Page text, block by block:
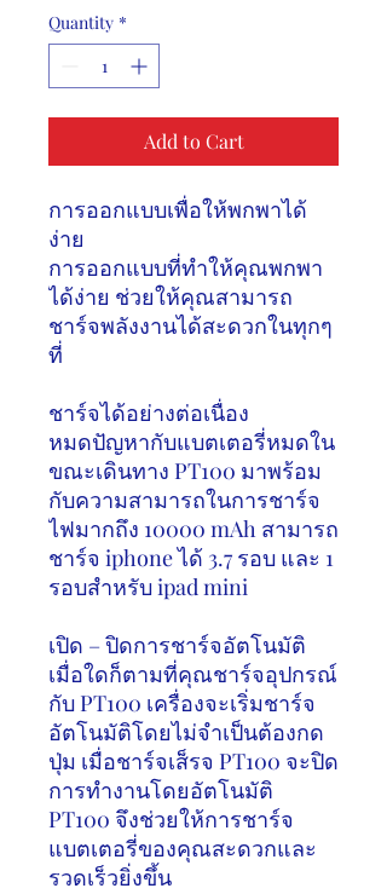
Quantity *
Add to Cart
การออกแบบเพื่อให้พกพาได้
ง่าย
การออกแบบที่ทำให้คุณพกพา
ได้ง่าย ช่วยให้คุณสามารถ
ชาร์จพลังงานได้สะดวกในทุกๆ
ที่
ชาร์จได้อย่างต่อเนื่อง
หมดปัญหากับแบตเตอรี่หมดใน
ขณะเดินทาง PT100 มาพร้อม
กับความสามารถในการชาร์จ
ไฟมากถึง 10000 mAh สามารถ
ชาร์จ iphoneได้ 3.7 รอบ และ 1
รอบสำหรับipad mini
เปิด – ปิดการชาร์จอัตโนมัติ
เมื่อใดก็ตามที่คุณชาร์จอุปกรณ์
กับ PT100 เครื่องจะเริ่มชาร์จ
อัตโนมัติโดยไม่จำเป็นต้องกด
ปุ่ม เมื่อชาร์จเส็รจ PT100 จะปิด
การทำงานโดยอัตโนมัติ
PT100 จึงช่วยให้การชาร์จ
แบตเตอรี่ของคุณสะดวกและ
รวดเร็วยิ่งขึ้น